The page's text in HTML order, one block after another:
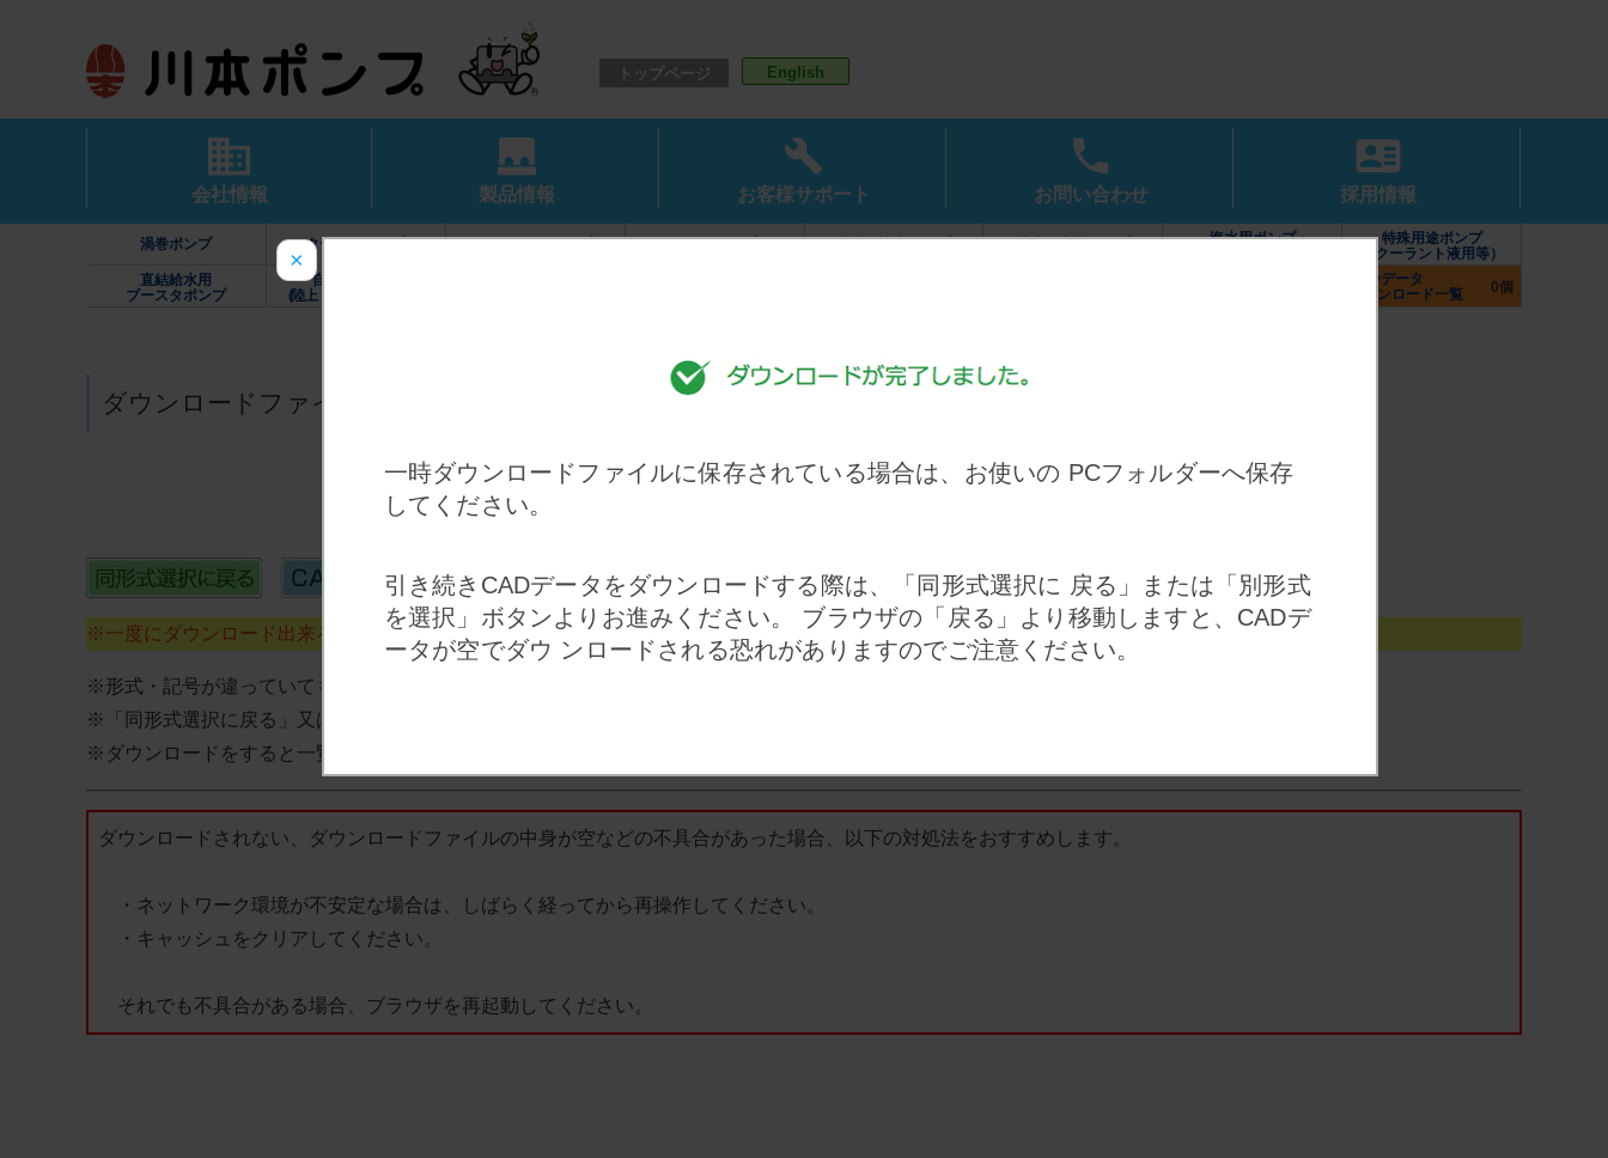
トップページ English
会社情報 製品情報 お客様サポート お問い合わせ 採用情報
渦巻ポンプ タービンポンプ カスケードポンプ オイルポンプ 清水用水中ポンプ 排水用水中ポンプ
海水用ポンプ
特殊用途ポンプ
（クーラント液用等）
直結給水用
ブースタポンプ
自動給水装置
(陸上・水中・高架水槽)
CADデータ
ダウンロード一覧
0個
ダウンロードファイル一覧
※一度にダウンロード出来るのは最大100個までです。
※形式・記号が違っていても同一データの場合は１データのみのダウンロードになります。
※「同形式選択に戻る」又は「別形式を選択」ボタンを押してもリストは保持されます。
※ダウンロードをすると一覧データはリセットされます。また、ブラウザを閉じたり一定時間が経過した場合もリセットされます。
ダウンロードされない、ダウンロードファイルの中身が空などの不具合があった場合、以下の対処法をおすすめします。
・ネットワーク環境が不安定な場合は、しばらく経ってから再操作してください。
・キャッシュをクリアしてください。
それでも不具合がある場合、ブラウザを再起動してください。
×
一時ダウンロードファイルに保存されている場合は、お使いの PCフォルダーへ保存
してください。
引き続きCADデータをダウンロードする際は、「同形式選択に 戻る」または「別形式
を選択」ボタンよりお進みください。 ブラウザの「戻る」より移動しますと、CADデ
ータが空でダウ ンロードされる恐れがありますのでご注意ください。